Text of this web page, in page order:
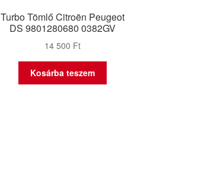
Turbo Tömlő Citroën Peugeot
DS 9801280680 0382GV
14 500 Ft
Kosárba teszem